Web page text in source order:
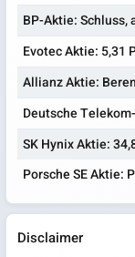
BP-Aktie: Schluss,
Evotec Aktie: 5,31
Allianz Aktie:
Deutsche
SK Hynix Aktie:
Porsche SE Aktie:
Disclaimer